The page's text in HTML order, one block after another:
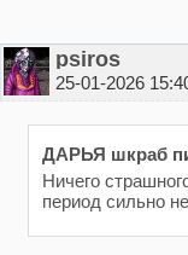
psiros
25-01-2026
ДАРЬЯ шкраб
Ничего
период сильно